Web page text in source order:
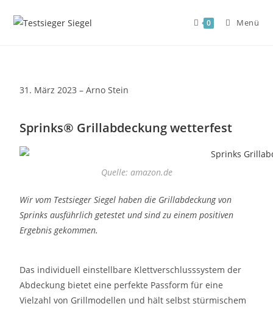
0 Menü
31. März 2023 – Arno Stein
Sprinks® Grillabdeckung wetterfest
Quelle: amazon.de
Wir vom Testsieger Siegel haben die Grillabdeckung von
Sprinks ausführlich getestet und sind zu einem positiven
Ergebnis gekommen.
Das individuell einstellbare Klettverschlusssystem der
Abdeckung bietet eine perfekte Passform für eine
Vielzahl von Grillmodellen und hält selbst stürmischem